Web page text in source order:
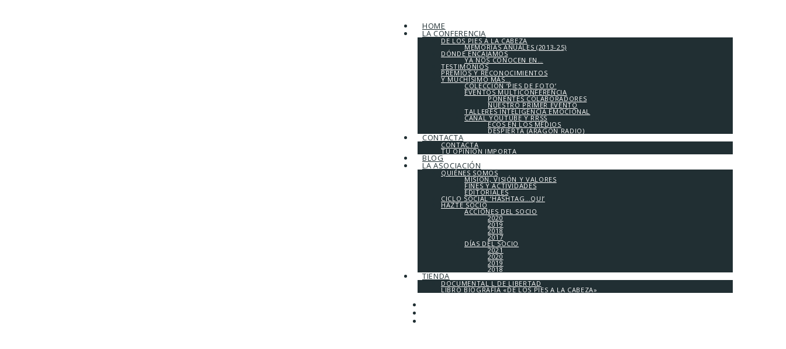
HOME
LA CONFERENCIA
DE LOS PIES A LA CABEZA
MEMORIAS ANUALES (2013-25)
DÓNDE ENCAJAMOS
YA NOS CONOCEN EN…
TESTIMONIOS
PREMIOS Y RECONOCIMIENTOS
Y MUCHÍSIMO MÁS…
COLECCIÓN ‘PIES DE FOTO’
EVENTOS MULTICONFERENCIA
PONENTES COLABORADORES
NUESTRO PRIMER EVENTO
TALLERES INTELIGENCIA EMOCIONAL
CANAL YOUTUBE Y RRSS
ECOS EN LOS MEDIOS
DESPIERTA (ARAGÓN RADIO)
CONTACTA
CONTACTA
TU OPINIÓN IMPORTA
BLOG
LA ASOCIACIÓN
QUIÉNES SOMOS
MISIÓN, VISIÓN Y VALORES
FINES Y ACTIVIDADES
EDITORIALES
CICLO SOCIAL ‘HASHTAG…QUI’
HAZTE SOCIO
ACCIONES DEL SOCIO
2020
2019
2018
2017
DÍAS DEL SOCIO
2021
2020
2019
2018
TIENDA
DOCUMENTAL L DE LIBERTAD
LIBRO BIOGRAFÍA «DE LOS PIES A LA CABEZA»